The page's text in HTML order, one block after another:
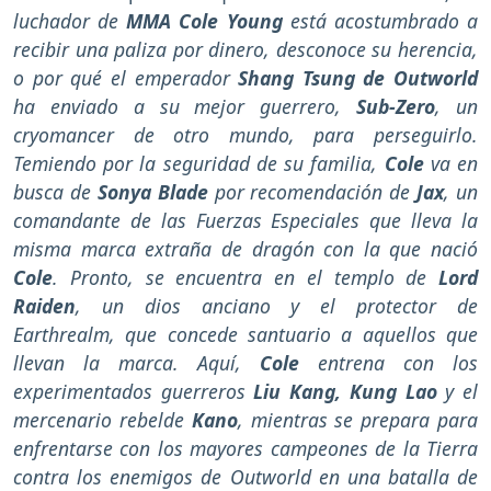
luchador deMMA Cole Youngestá acostumbrado a
recibir una paliza por dinero, desconoce su herencia,
o por qué el emperadorShang Tsung de Outworld
ha enviado a su mejor guerrero, Sub-Zero, un
cryomancer de otro mundo, para perseguirlo.
Temiendo por la seguridad de su familia, Coleva en
busca deSonya Bladepor recomendación deJax, un
comandante de las Fuerzas Especiales que lleva la
misma marca extraña de dragón con la que nació
Cole. Pronto, se encuentra en el templo de Lord
Raiden, un dios anciano y el protector de
Earthrealm, que concede santuario a aquellos que
llevan la marca. Aquí, Cole entrena con los
experimentados guerreros Liu Kang, Kung Laoy el
mercenario rebelde Kano, mientras se prepara para
enfrentarse con los mayores campeones de la Tierra
contra los enemigos de Outworld en una batalla de